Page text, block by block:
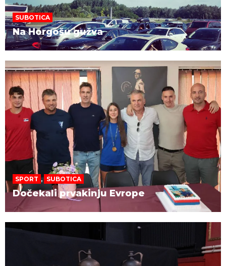
SUBOTICA
Na Horgošu gužva
SPORT , SUBOTICA
Dočekali prvakinju Evrope